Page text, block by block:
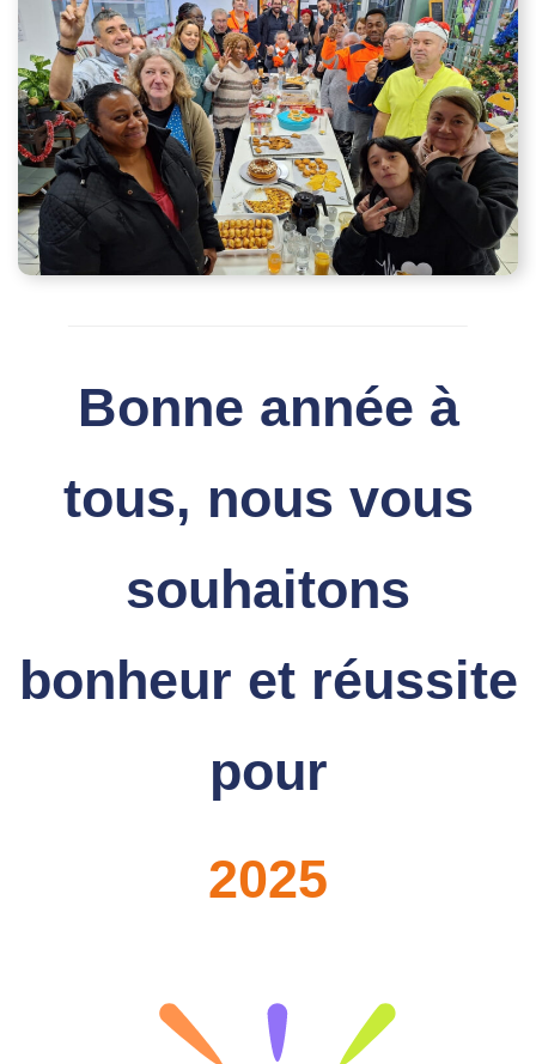
Bonne année à
tous, nous vous
souhaitons
bonheur et réussite
pour
2025